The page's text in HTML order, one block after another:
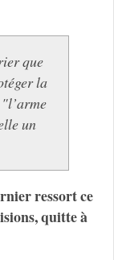
que
la
un
ressort ce
quitte à